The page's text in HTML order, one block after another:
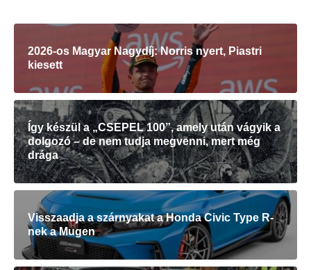
2026-os Magyar Nagydíj: Norris nyert, Piastri
kiesett
Így készül a „CSEPEL 100”, amely után vágyik a
dolgozó – de nem tudja megvenni, mert még
drága
Visszaadja a szárnyakat a Honda Civic Type R-
nek a Mugen